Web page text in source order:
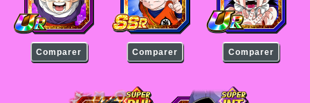
Comparer Comparer Comparer
Son Gohan (petit) Son Gohan (petit)